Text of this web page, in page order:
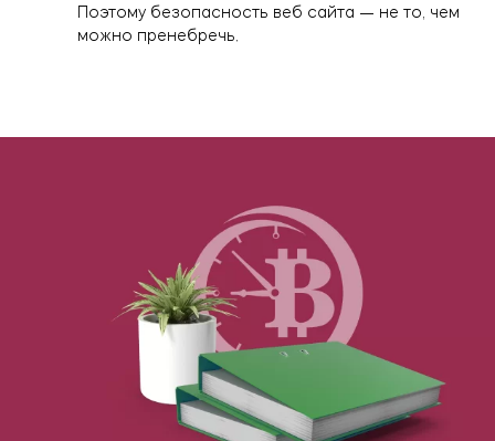
Поэтому безопасность веб сайта — не то, чем
можно пренебречь.